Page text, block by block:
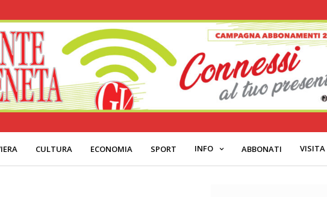
CULTURA ECONOMIA SPORT INFO ABBONATI VISITA